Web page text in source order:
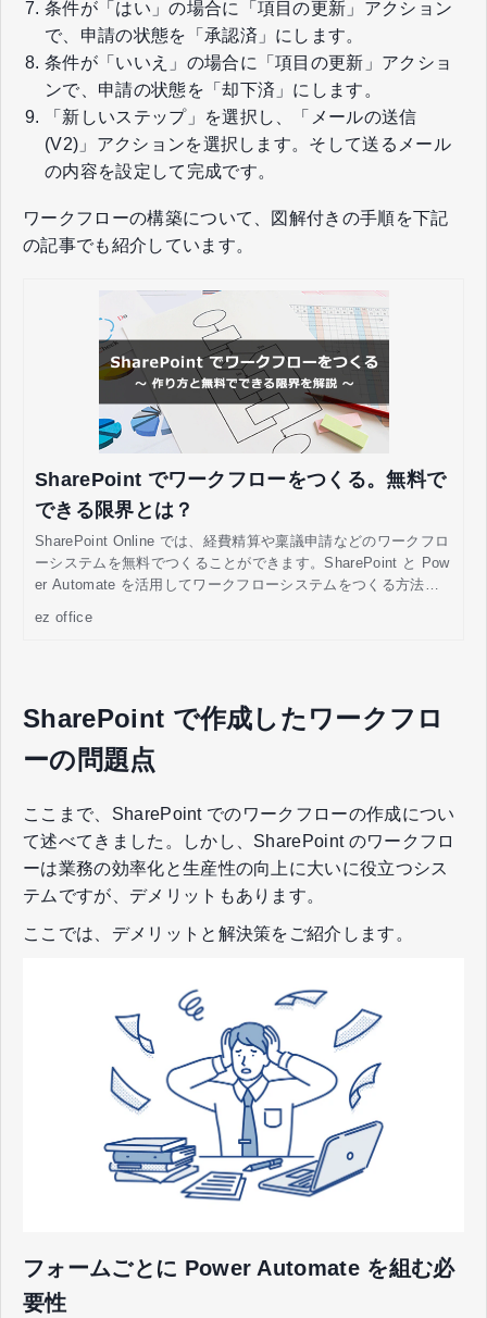
条件が「はい」の場合に「項目の更新」アクション
で、申請の状態を「承認済」にします。
条件が「いいえ」の場合に「項目の更新」アクショ
ンで、申請の状態を「却下済」にします。
「新しいステップ」を選択し、「メールの送信
(V2)」アクションを選択します。そして送るメール
の内容を設定して完成です。
ワークフローの構築について、図解付きの手順を下記
の記事でも紹介しています。
SharePoint でワークフローをつくる。無料で
できる限界とは？
SharePoint Online では、経費精算や稟議申請などのワークフロ
ーシステムを無料でつくることができます。SharePoint と Pow
er Automate を活用してワークフローシステムをつくる方法に
ez office
SharePoint で作成したワークフロ
ーの問題点
ここまで、SharePoint でのワークフローの作成につい
て述べてきました。しかし、SharePoint のワークフロ
ーは業務の効率化と生産性の向上に大いに役立つシス
テムですが、デメリットもあります。
ここでは、デメリットと解決策をご紹介します。
フォームごとに Power Automate を組む必
要性